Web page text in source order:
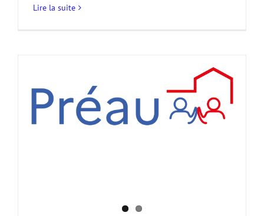
Lire la suite